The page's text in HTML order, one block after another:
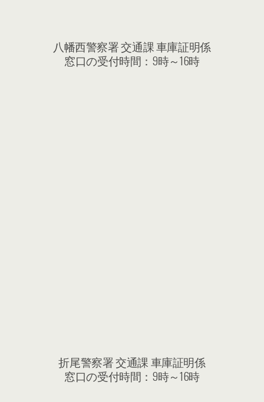
八幡西警察署 交通課 車庫証明係
窓口の受付時間：9時～16時
折尾警察署 交通課 車庫証明係
窓口の受付時間：9時～16時